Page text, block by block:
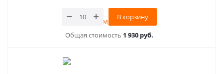
В корзину
Общая стоимость 1 930 руб.